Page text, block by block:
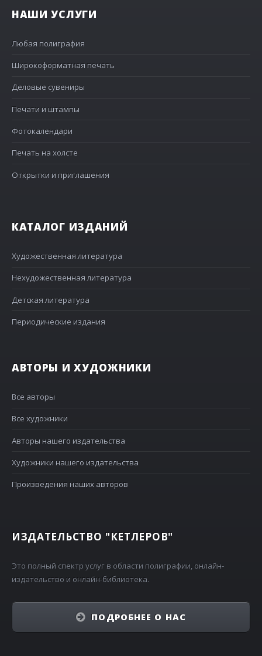
НАШИ УСЛУГИ
Любая полиграфия
Широкоформатная печать
Деловые сувениры
Печати и штампы
Фотокалендари
Печать на холсте
Открытки и приглашения
КАТАЛОГ ИЗДАНИЙ
Художественная литература
Нехудожественная литература
Детская литература
Периодические издания
АВТОРЫ И ХУДОЖНИКИ
Все авторы
Все художники
Авторы нашего издательства
Художники нашего издательства
Произведения наших авторов
ИЗДАТЕЛЬСТВО "КЕТЛЕРОВ"
Это полный спектр услуг в области полиграфии, онлайн-
издательство и онлайн-библиотека.
ПОДРОБНЕЕ О НАС